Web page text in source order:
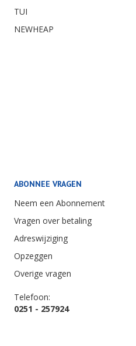
TUI
NEWHEAP
ABONNEE VRAGEN
Neem een Abonnement
Vragen over betaling
Adreswijziging
Opzeggen
Overige vragen
Telefoon:
0251 - 257924